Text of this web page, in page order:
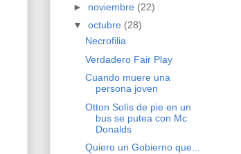
► noviembre (22)
▼ octubre (28)
Necrofilia
Verdadero Fair Play
Cuando muere una
persona joven
Otton Solís de pie en un
bus se putea con Mc
Donalds
Quiero un Gobierno que...